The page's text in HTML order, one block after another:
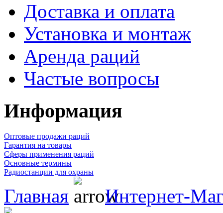
Доставка и оплата
Установка и монтаж
Аренда раций
Частые вопросы
Информация
Оптовые продажи раций
Гарантия на товары
Сферы применения раций
Основные термины
Радиостанции для охраны
Главная
Интернет-